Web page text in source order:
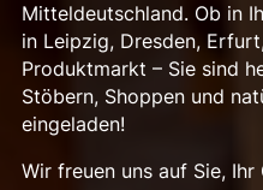
Mitteldeutschland. Ob in
in Leipzig, Dresden,
Produktmarkt – Sie sind
Stöbern, Shoppen und
eingeladen!
Wir freuen uns auf Sie, Ihr